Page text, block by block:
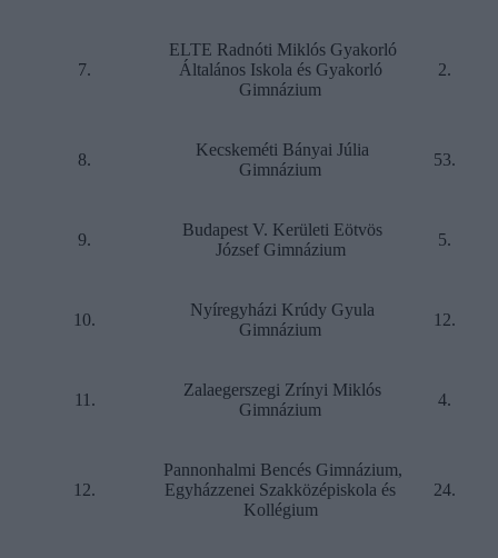
7.
ELTE Radnóti Miklós Gyakorló
Általános Iskola és Gyakorló
Gimnázium
2.
8.
Kecskeméti Bányai Júlia
Gimnázium
53.
9.
Budapest V. Kerületi Eötvös
József Gimnázium
5.
10.
Nyíregyházi Krúdy Gyula
Gimnázium
12.
11.
Zalaegerszegi Zrínyi Miklós
Gimnázium
4.
12.
Pannonhalmi Bencés Gimnázium,
Egyházzenei Szakközépiskola és
Kollégium
24.